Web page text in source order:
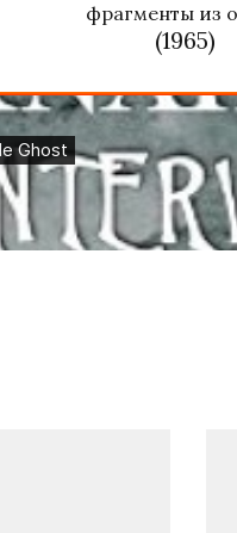
фрагменты из
(1965)